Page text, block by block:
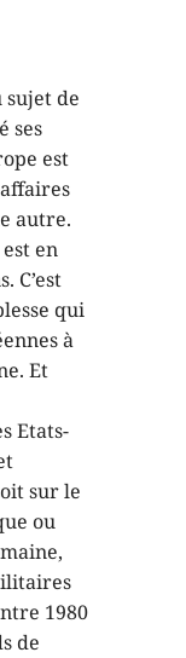
sujet de
ses
est
autre.
en
C’est
qui
à
Et
Etats-
sur le
ou
1980
de